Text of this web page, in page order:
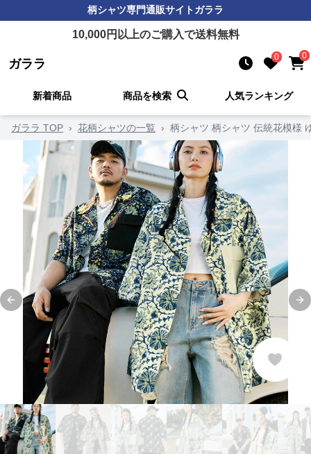
柄シャツ専門通販サイトガララ
10,000円以上のご購入で送料無料
ガララ 0 0
新着商品 商品を検索 人気ランキング
ガララ TOP › 花柄シャツの一覧 › 柄シャツ 柄シャツ 伝統花模様
Previous slide